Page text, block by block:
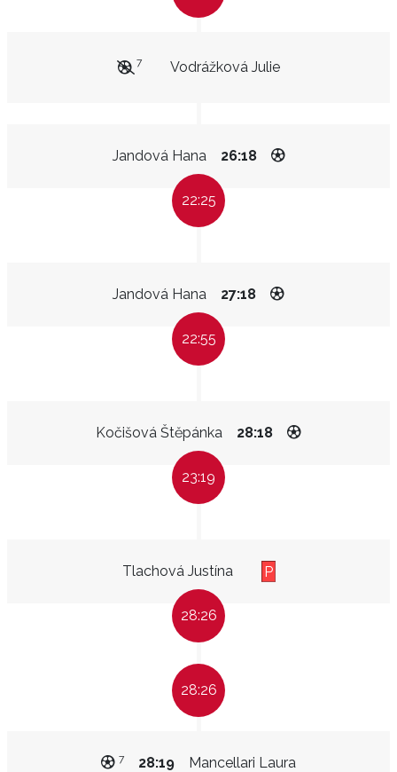
Vodrážková Julie
7
Jandová Hana 26:18
22:25
Jandová Hana 27:18
22:55
Kočišová Štěpánka 28:18
23:19
Tlachová Justína P
28:26
28:26
Mancellari Laura
28:19
7